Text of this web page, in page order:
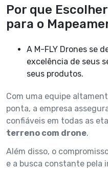
Por que
para o
A M-FLY Drones se destaca no mercado pela
excelência de seus
seus produtos.
Com uma equipe
ponta, a empresa
confiáveis em todas as
terreno com drone.
Além disso, o
e a busca constante pela